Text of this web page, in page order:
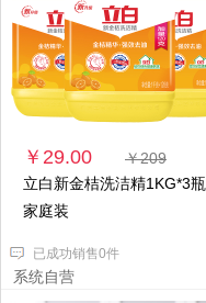
￥29.00
￥209
立白新金桔洗洁精1KG*3瓶
家庭装
已成功销售0件
系统自营